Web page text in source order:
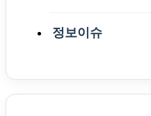
정보이슈